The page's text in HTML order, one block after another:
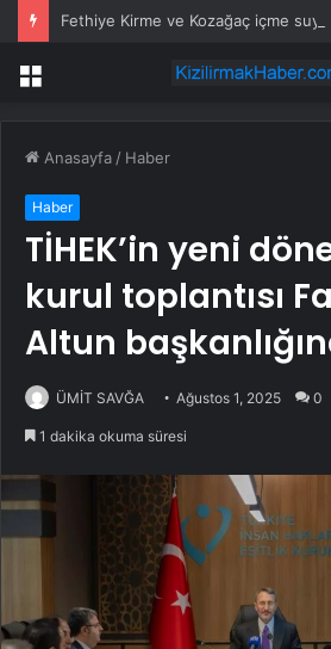
Fethiye Kirme ve Kozağaç içme suyu
Menü
Anasayfa / Haber
Haber
TİHEK’in yeni
kurul toplantısı
Altun
ÜMİT SAVĞA Ağustos 1, 2025 0
1 dakika okuma süresi